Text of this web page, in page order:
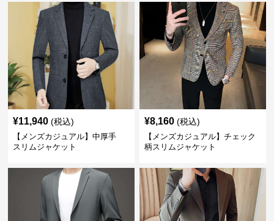
¥11,940 (税込)
【メンズカジュアル】中厚手
スリムジャケット
¥8,160 (税込)
【メンズカジュアル】チェック
柄スリムジャケット